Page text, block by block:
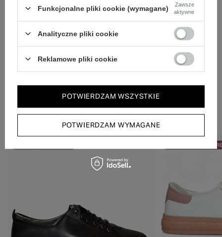
Zobacz również
50% NA DRUGĄ
Funkcjonalne pliki cookie (wymagane)
Zawsze
aktywne
Analityczne pliki cookie
Reklamowe pliki cookie
POTWIERDZAM WYMAGANE
POTWIERDZAM WSZYSTKIE